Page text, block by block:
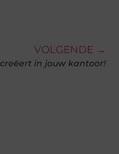
VOLGENDE →
in jouw kantoor!